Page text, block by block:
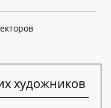
художников